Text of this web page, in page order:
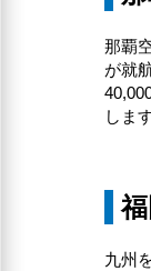
那覇
が就
しま
九州